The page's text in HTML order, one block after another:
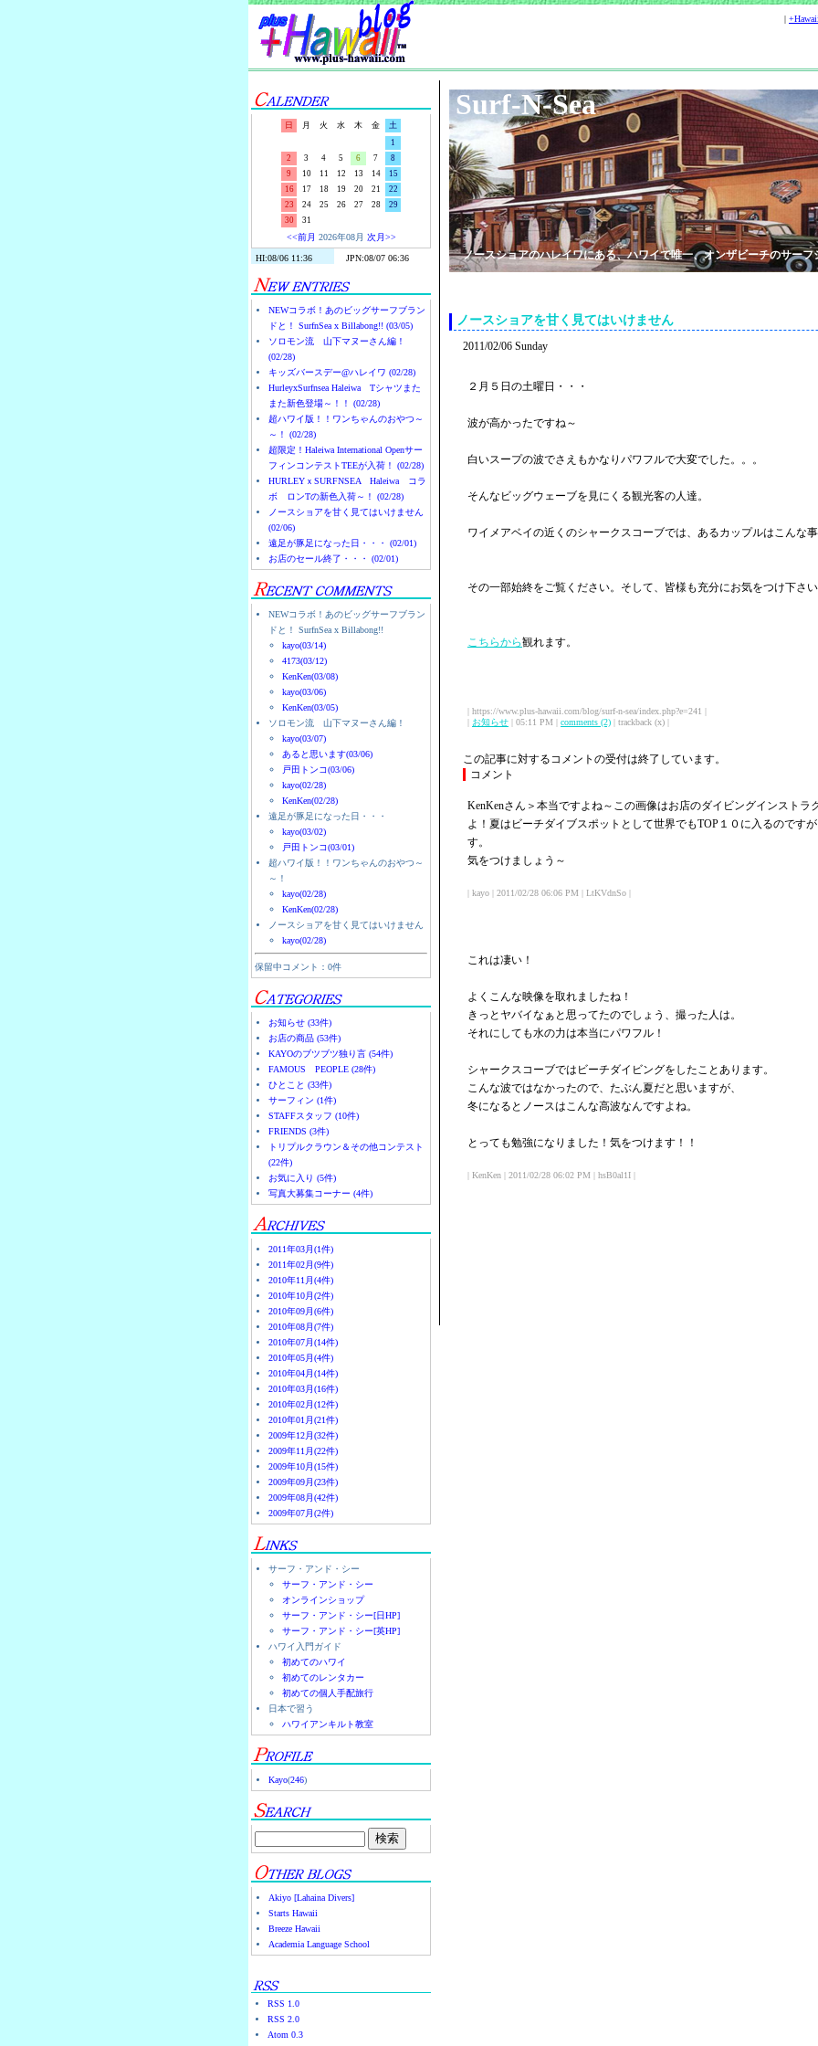
|
日 月 火 水 木 金
土
1
2
3 4 5 6 7
8
9
10 11 12 13 14
15
16
17 18 19 20 21
22
23
24 25 26 27 28
29
30
31
<<前月 2026年08月 次月>>
NEWコラボ！あのビッグサーフブラン
ドと！ SurfnSea x Billabong!! (03/05)
ソロモン流 山下マヌーさん編！
(02/28)
キッズバースデー@ハレイワ (02/28)
HurleyxSurfnsea Haleiwa Tシャツまた
また新色登場～！！ (02/28)
超ハワイ版！！ワンちゃんのおやつ～
～！ (02/28)
超限定！Haleiwa International Openサー
フィンコンテストTEEが入荷！ (02/28)
HURLEYｘSURFNSEA Haleiwa コラ
ボ ロンTの新色入荷～！ (02/28)
ノースショアを甘く見てはいけません
(02/06)
遠足が豚足になった日・・・ (02/01)
お店のセール終了・・・ (02/01)
NEWコラボ！あのビッグサーフブラン
ドと！ SurfnSea x Billabong!!
kayo(03/14)
4173(03/12)
KenKen(03/08)
kayo(03/06)
KenKen(03/05)
ソロモン流 山下マヌーさん編！
kayo(03/07)
あると思います(03/06)
戸田トンコ(03/06)
kayo(02/28)
KenKen(02/28)
遠足が豚足になった日・・・
kayo(03/02)
戸田トンコ(03/01)
超ハワイ版！！ワンちゃんのおやつ～
～！
kayo(02/28)
KenKen(02/28)
ノースショアを甘く見てはいけません
kayo(02/28)
保留中コメント：0件
お知らせ (33件)
お店の商品 (53件)
KAYOのブツブツ独り言 (54件)
FAMOUS PEOPLE (28件)
ひとこと (33件)
サーフィン (1件)
STAFFスタッフ (10件)
FRIENDS (3件)
トリプルクラウン＆その他コンテスト
(22件)
お気に入り (5件)
写真大募集コーナー (4件)
2011年03月(1件)
2011年02月(9件)
2010年11月(4件)
2010年10月(2件)
2010年09月(6件)
2010年08月(7件)
2010年07月(14件)
2010年05月(4件)
2010年04月(14件)
2010年03月(16件)
2010年02月(12件)
2010年01月(21件)
2009年12月(32件)
2009年11月(22件)
2009年10月(15件)
2009年09月(23件)
2009年08月(42件)
2009年07月(2件)
サーフ・アンド・シー
サーフ・アンド・シー
オンラインショップ
サーフ・アンド・シー[日HP]
サーフ・アンド・シー[英HP]
ハワイ入門ガイド
初めてのハワイ
初めてのレンタカー
初めての個人手配旅行
日本で習う
ハワイアンキルト教室
Kayo(246)
Akiyo [Lahaina Divers]
Starts Hawaii
Breeze Hawaii
Academia Language School
RSS 1.0
RSS 2.0
Atom 0.3
Surf-N-Sea
ノースショアのハレイワにある、ハワイで唯一、オンザビーチのサーフ
ノースショアを甘く見てはいけません
2011/02/06 Sunday
２月５日の土曜日・・・
波が高かったですね～
白いスープの波でさえもかなりパワフルで大変でした。。。
そんなビッグウェーブを見にくる観光客の人達。
ワイメアベイの近くのシャークスコーブでは、あるカップルはこんな
その一部始終をご覧ください。そして、皆様も充分にお気をつけ下さ
こちらから観れます。
| https://www.plus-hawaii.com/blog/surf-n-sea/index.php?e=241 |
| お知らせ | 05:11 PM | comments (2) | trackback (x) |
この記事に対するコメントの受付は終了しています。
コメント
KenKenさん＞本当ですよね～この画像はお店のダイビングインストラ
よ！夏はビーチダイブスポットとして世界でもTOP１０に入るのです
す。
気をつけましょう～
| kayo | 2011/02/28 06:06 PM | LtKVdnSo |
これは凄い！
よくこんな映像を取れましたね！
きっとヤバイなぁと思ってたのでしょう、撮った人は。
それにしても水の力は本当にパワフル！
シャークスコーブではビーチダイビングをしたことあります。
こんな波ではなかったので、たぶん夏だと思いますが、
冬になるとノースはこんな高波なんですよね。
とっても勉強になりました！気をつけます！！
| KenKen | 2011/02/28 06:02 PM | hsB0al1I |